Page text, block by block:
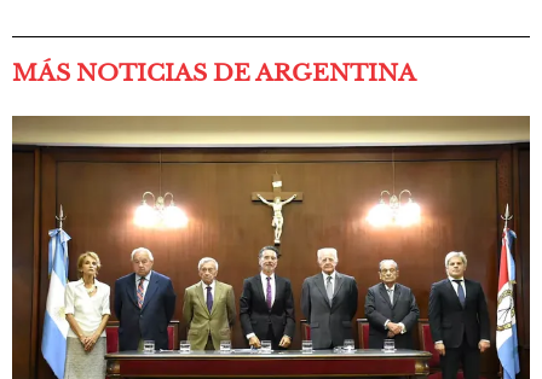
MÁS NOTICIAS DE ARGENTINA